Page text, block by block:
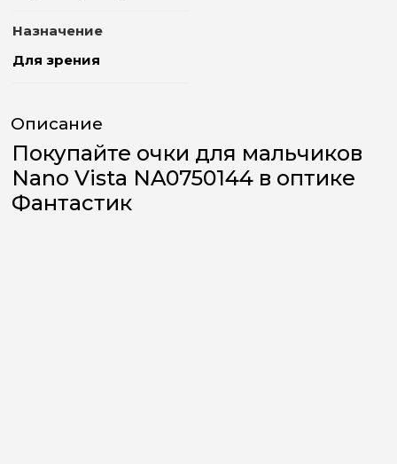
Назначение
Для зрения
Описание
Покупайте очки для мальчиков
Nano Vista NA0750144 в оптике
Фантастик